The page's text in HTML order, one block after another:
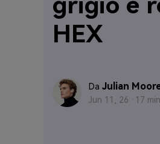
HEX
Da Julian
Jun 11, 26 · 17